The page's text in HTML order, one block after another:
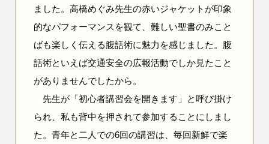
ました。高橋めぐみ先生の赤いジャケットが印象
的なパフォーマンスを観て、難しい聖書のみこと
ばも楽しく伝える腹話術に魅力を感じました。腹
話術といえば交通安全の広報活動でしか見たこと
がありませんでしたから。
先生が「初心者講習会を開きます」と呼び掛け
られ、私も背中を押されて参加することにしまし
た。青年と二人での6回の講習は、毎回新鮮で楽